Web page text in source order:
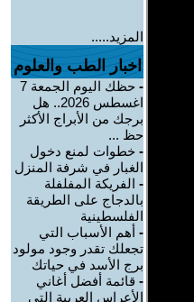
المزيد.....
اخبار الطب والعلوم
-
حظك اليوم الجمعة 7
اغسطس 2026.. هل
برجك من الأبراج الأكثر
حظ ...
- خطوات لمنع دخول
الغبار في شرفة المنزل
- الفريكة المفلفلة
بالدجاج على الطريقة
الفلسطينية
- أهم الأسباب التي
تجعلك تقدر وجود مولود
برج الأسد في حياتك
- قائمة أفضل أغاني
الأعراس العربية التي